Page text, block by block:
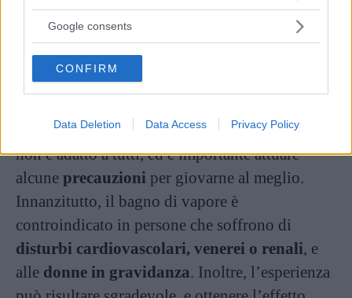
not limited to your visit or usage behaviour. You may click to
use your data for below specified purposes in below Google
consent section.
Google consents
CONFIRM
Data Deletion Data Access Privacy Policy
Bagno turco: le
controindicazioni e le
precauzioni
Il bagno turco offre quindi molti benefici, ma
non è adatto a tutti, ed è importante attuare
alcune precauzioni per giovarne al meglio.
Innanzitutto, il bagno di vapore è
controindicato in persone che soffrono di
disturbi cardiovascolari, venerei o renali, e
alle donne in gravidanza. Inoltre, l’esperienza